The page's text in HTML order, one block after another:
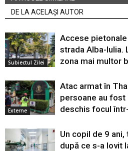
DE LA ACELAȘI AUTOR
Subiectul Zilei
Accese
strada Alba-Iulia.
zona mai multor
Externe
Atac armat în
persoane au fost
deschis focul
Un copil de 9
după ce s-a lovit